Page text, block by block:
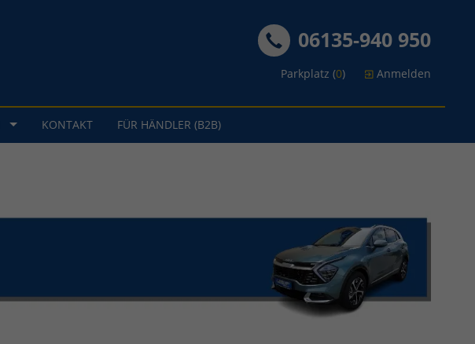
06135-940 950
Parkplatz (0) Anmelden
KONTAKT FÜR HÄNDLER (B2B)